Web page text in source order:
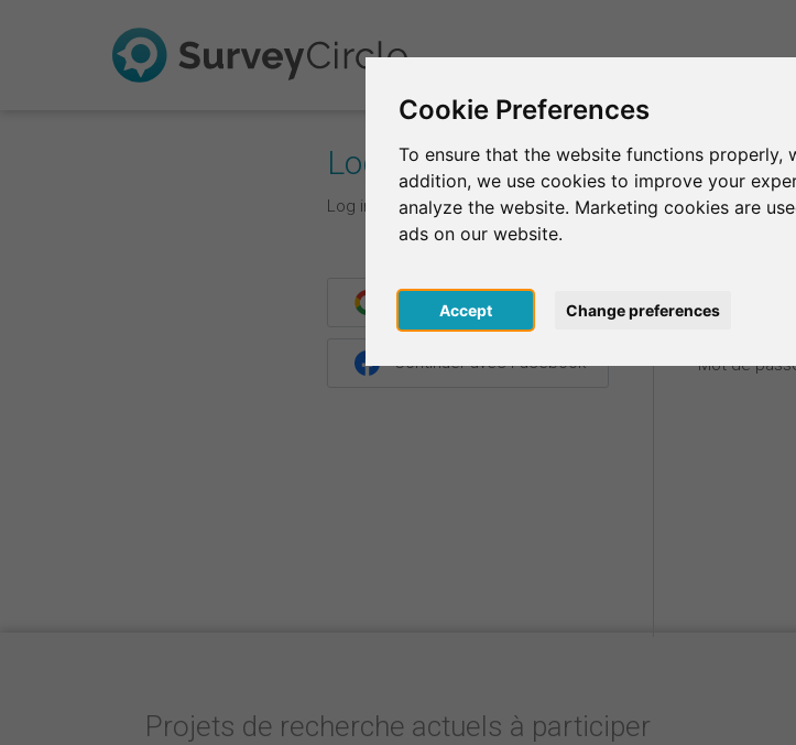
Cookie Preferences
To ensure that the website functions properly,
addition, we use cookies to improve your
analyze the website. Marketing cookies are
ads on our website.
Accept Change preferences
Log In
Log in with your login details.
Continuer avec Google
Continuer avec Facebook Mot de
Projets de recherche actuels à participer